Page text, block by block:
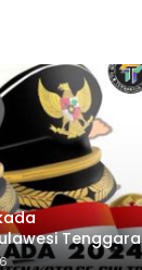
Tenggara